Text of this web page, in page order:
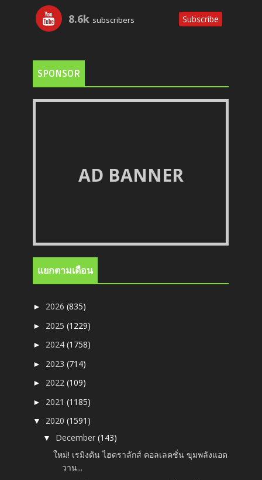
8.6k subscribers Subscribe
SPONSOR
AD BANNER
แยกตามเดือน
► 2026(835)
► 2025(1229)
► 2024(1758)
► 2023(714)
► 2022(109)
► 2021(1185)
▼ 2020(1591)
▼ December(143)
ใหม่! เรมิงตัน ไฮดราลักส์ คอลเลคชั่น ขุมพลังแอด
วาน...